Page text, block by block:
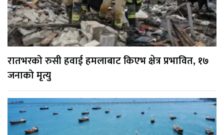
रातभरको रुसी हवाई हमलाबाट किएभ क्षेत्र प्रभावित, १७
जनाको मृत्यु